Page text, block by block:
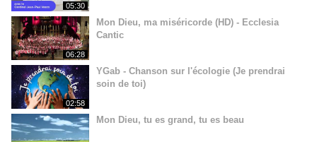
05:30
06:28
Mon Dieu, ma miséricorde (HD) - Ecclesia
Cantic
02:58
YGab - Chanson sur l'écologie (Je prendrai
soin de toi)
Mon Dieu, tu es grand, tu es beau